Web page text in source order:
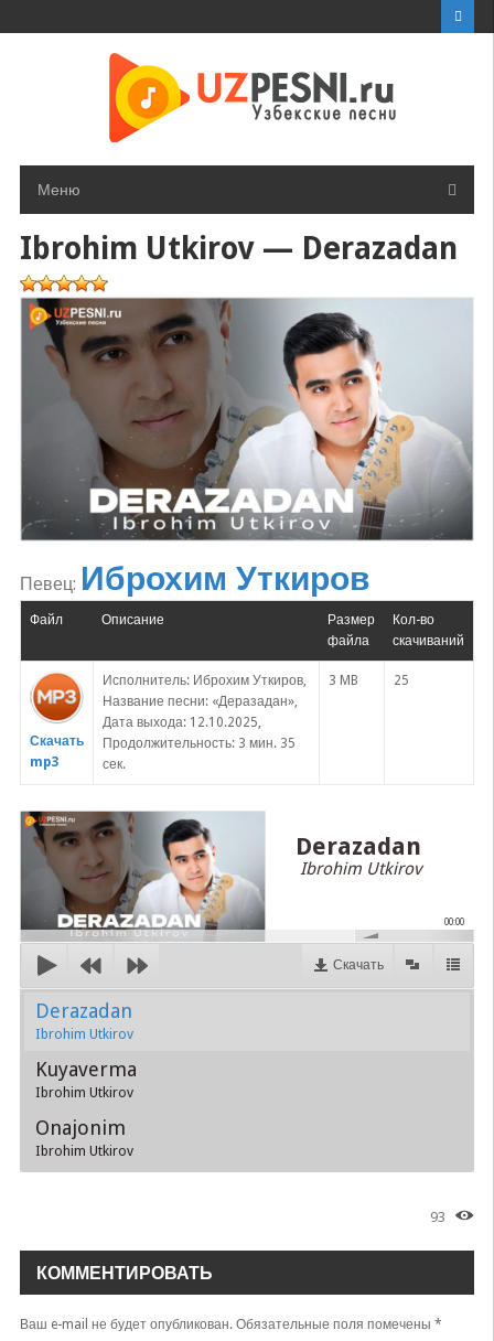
Меню
Ibrohim Utkirov — Derazadan
Певец: Иброхим Уткиров
Файл Описание
Размер
файла
Кол-во
скачиваний
Скачать
mp3
Исполнитель: Иброхим Уткиров,
Название песни: «Деразадан»,
Дата выхода: 12.10.2025,
Продолжительность: 3 мин. 35
сек.
3 MB 25
Derazadan
Ibrohim Utkirov
00:00
Скачать
Derazadan
Ibrohim Utkirov
Kuyaverma
Ibrohim Utkirov
Onajonim
Ibrohim Utkirov
93
КОММЕНТИРОВАТЬ
Ваш e-mail не будет опубликован.Обязательные поля помечены *